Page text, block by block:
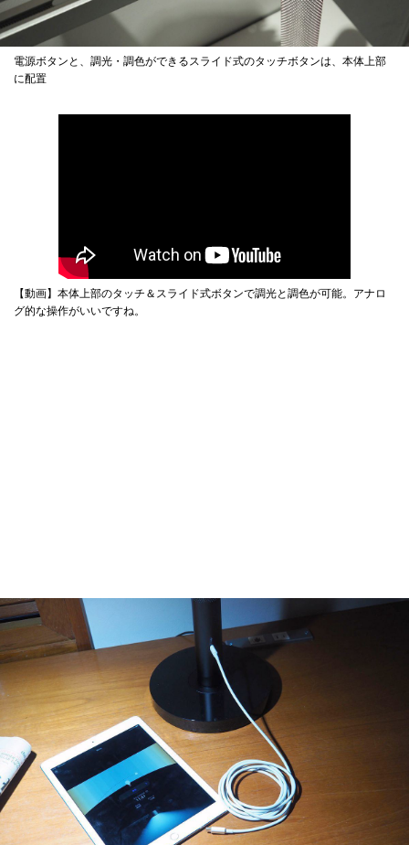
電源ボタンと、調光・調色ができるスライド式のタッチボタンは、本体上部
に配置
【動画】本体上部のタッチ＆スライド式ボタンで調光と調色が可能。アナロ
グ的な操作がいいですね。